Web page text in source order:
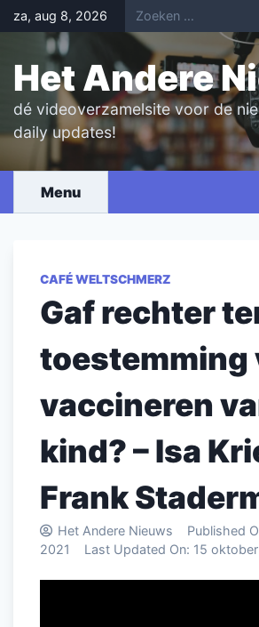
Skip
to
content
za, aug 8, 2026
Het Andere
dé videoverzamelsite voor de
daily updates!
Menu
CAFÉ WELTSCHMERZ
Gaf rechter
toestemming
vaccineren
kind? – Isa
Frank
Het Andere Nieuws Published
2021
Last Updated On: 15